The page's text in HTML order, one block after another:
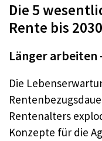
Die 5
Rente bis 2030
Länger
Die
Rentenalters
Konzepte für die